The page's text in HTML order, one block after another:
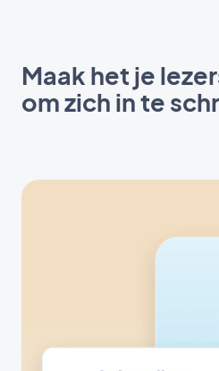
Maak het je
om zich in te